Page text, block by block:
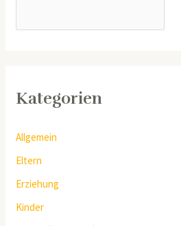
Kategorien
Allgemein
Eltern
Erziehung
Kinder